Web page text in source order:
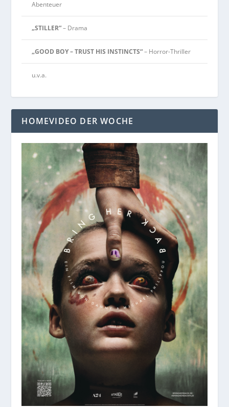
Abenteuer
„STILLER“– Drama
„GOOD BOY – TRUST HIS INSTINCTS“– Horror-Thriller
u.v.a.
HOMEVIDEO DER WOCHE